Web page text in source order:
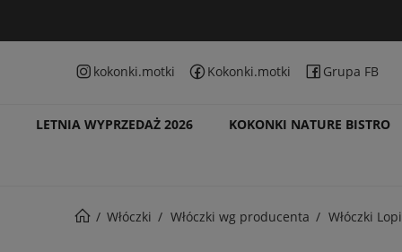
kokonki.motki Kokonki.motki Grupa FB
LETNIA WYPRZEDAŻ 2026 KOKONKI NATURE BISTRO
Włóczki Włóczki wg producenta Włóczki Lopi